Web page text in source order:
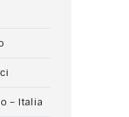
– Italia